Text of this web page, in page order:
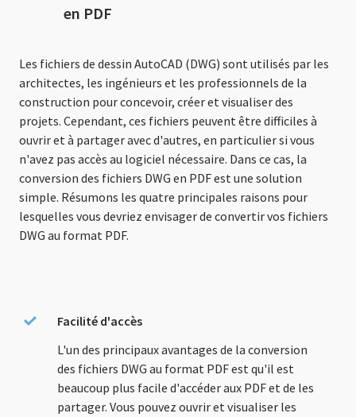
en PDF
Les fichiers de dessin AutoCAD (DWG) sont utilisés par les
architectes, les ingénieurs et les professionnels de la
construction pour concevoir, créer et visualiser des
projets. Cependant, ces fichiers peuvent être difficiles à
ouvrir et à partager avec d'autres, en particulier si vous
n'avez pas accès au logiciel nécessaire. Dans ce cas, la
conversion des fichiers DWG en PDF est une solution
simple. Résumons les quatre principales raisons pour
lesquelles vous devriez envisager de convertir vos fichiers
DWG au format PDF.
Facilité d'accès
L'un des principaux avantages de la conversion
des fichiers DWG au format PDF est qu'il est
beaucoup plus facile d'accéder aux PDF et de les
partager. Vous pouvez ouvrir et visualiser les